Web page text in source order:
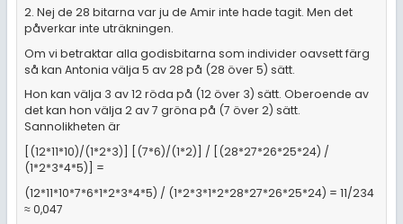
2. Nej de 28 bitarna var ju de Amir inte hade tagit. Men det
påverkar inte uträkningen.
Om vi betraktar alla godisbitarna som individer oavsett färg
så kan Antonia välja 5 av 28 på (28 över 5) sätt.
Hon kan välja 3 av 12 röda på (12 över 3) sätt. Oberoende av
det kan hon välja 2 av 7 gröna på (7 över 2) sätt.
Sannolikheten är
[(12*11*10)/(1*2*3)] [(7*6)/(1*2)] / [(28*27*26*25*24) /
(1*2*3*4*5)] =
(12*11*10*7*6*1*2*3*4*5) / (1*2*3*1*2*28*27*26*25*24) = 11/234
≈ 0,047